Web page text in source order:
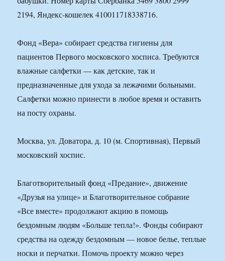
2194, Яндекс-кошелек 410011718338716.
Фонд «Вера» собирает средства гигиены для
пациентов Первого московского хосписа. Требуются
влажные салфетки — как детские, так и
предназначенные для ухода за лежачими больными.
Салфетки можно принести в любое время и оставить
на посту охраны.
Москва, ул. Доватора, д. 10 (м. Спортивная), Первый
московский хоспис.
Благотворительный фонд «Предание», движение
«Друзья на улице» и Благотворительное собрание
«Все вместе» продолжают акцию в помощь
бездомным людям «Больше тепла!». Фонды собирают
средства на одежду бездомным — новое белье, теплые
носки и перчатки. Помочь проекту можно через